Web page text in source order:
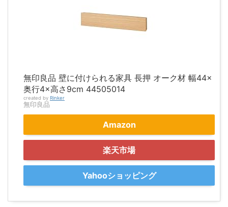
無印良品 壁に付けられる家具 長押 オーク材 幅44×
奥行4×高さ9cm 44505014
created by Rinker
無印良品
Amazon
楽天市場
Yahooショッピング